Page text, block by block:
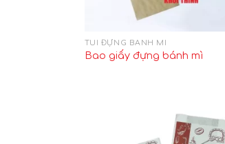
TÚI ĐỰNG BÁNH MÌ
Bao giấy đựng bánh mì